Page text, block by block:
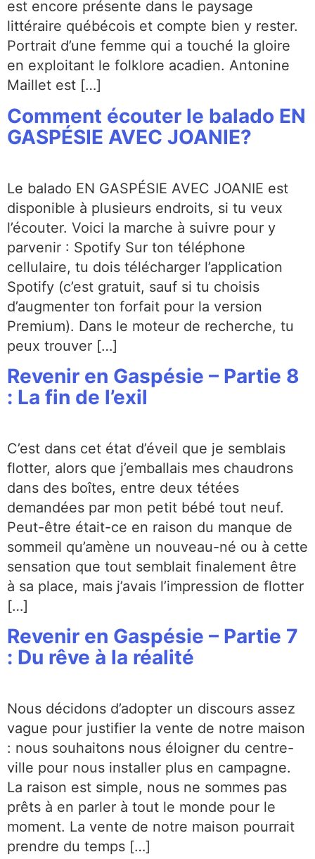
est encore présente dans le paysage
littéraire québécois et compte bien y rester.
Portrait d’une femme qui a touché la gloire
en exploitant le folklore acadien. Antonine
Maillet est […]
Comment écouter le balado EN
GASPÉSIE AVEC JOANIE?
Le balado EN GASPÉSIE AVEC JOANIE est
disponible à plusieurs endroits, si tu veux
l’écouter. Voici la marche à suivre pour y
parvenir : Spotify Sur ton téléphone
cellulaire, tu dois télécharger l’application
Spotify (c’est gratuit, sauf si tu choisis
d’augmenter ton forfait pour la version
Premium). Dans le moteur de recherche, tu
peux trouver […]
Revenir en Gaspésie – Partie 8
: La fin de l’exil
C’est dans cet état d’éveil que je semblais
flotter, alors que j’emballais mes chaudrons
dans des boîtes, entre deux tétées
demandées par mon petit bébé tout neuf.
Peut-être était-ce en raison du manque de
sommeil qu’amène un nouveau-né ou à cette
sensation que tout semblait finalement être
à sa place, mais j’avais l’impression de flotter
[…]
Revenir en Gaspésie – Partie 7
: Du rêve à la réalité
Nous décidons d’adopter un discours assez
vague pour justifier la vente de notre maison
: nous souhaitons nous éloigner du centre-
ville pour nous installer plus en campagne.
La raison est simple, nous ne sommes pas
prêts à en parler à tout le monde pour le
moment. La vente de notre maison pourrait
prendre du temps […]